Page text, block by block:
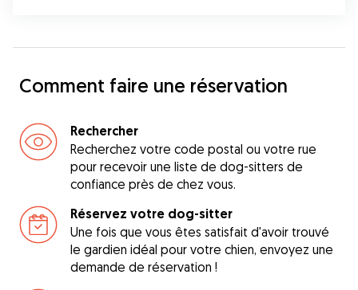
Comment faire une réservation
Rechercher
Recherchez votre code postal ou votre rue
pour recevoir une liste de dog-sitters de
confiance près de chez vous.
Réservez votre dog-sitter
Une fois que vous êtes satisfait d'avoir trouvé
le gardien idéal pour votre chien, envoyez une
demande de réservation !